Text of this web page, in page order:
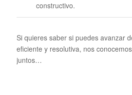
constructivo.
Si quieres saber si puedes avanzar
eficiente y resolutiva, nos
juntos…